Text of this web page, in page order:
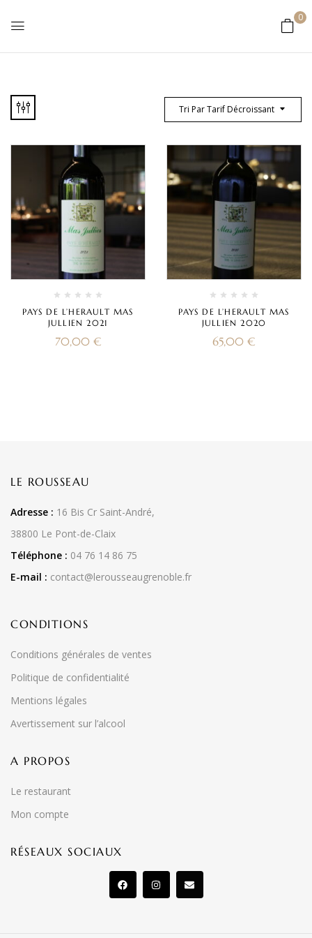
0
Tri Par Tarif Décroissant
PAYS DE L’HERAULT MAS
JULLIEN 2021
70,00 €
PAYS DE L’HERAULT MAS
JULLIEN 2020
65,00 €
LE ROUSSEAU
Adresse : 16 Bis Cr Saint-André,
38800 Le Pont-de-Claix
Téléphone : 04 76 14 86 75
E-mail : contact@lerousseaugrenoble.fr
CONDITIONS
Conditions générales de ventes
Politique de confidentialité
Mentions légales
Avertissement sur l’alcool
A PROPOS
Le restaurant
Mon compte
RÉSEAUX SOCIAUX